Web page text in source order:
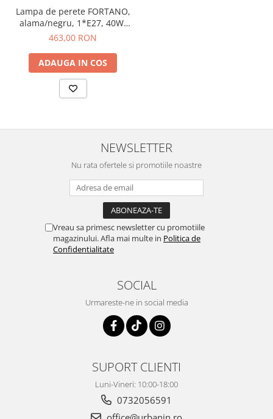
Lampa de perete FORTANO,
alama/negru, 1*E27, 40W,
inaltime 31 cm - MAYTONI
463,00 RON
ADAUGA IN COS
NEWSLETTER
Nu rata ofertele si promotiile noastre
Vreau sa primesc newsletter cu promotiile
magazinului. Afla mai multe in Politica de
Confidentialitate
SOCIAL
Urmareste-ne in social media
SUPORT CLIENTI
Luni-Vineri: 10:00-18:00
0732056591